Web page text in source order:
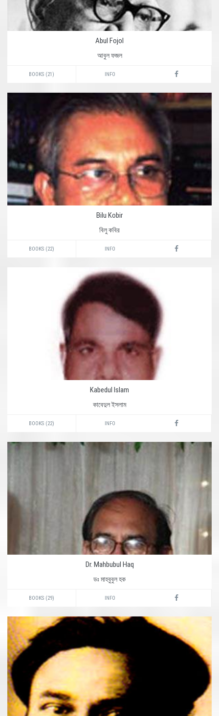
Abul Fojol
আবুল ফজল
BOOKS (21) INFO
Bilu Kobir
বিলু কবির
BOOKS (22) INFO
Kabedul Islam
কাবেদুল ইসলাম
BOOKS (22) INFO
Dr. Mahbubul Haq
ডঃ মাহবুবুল হক
BOOKS (29) INFO